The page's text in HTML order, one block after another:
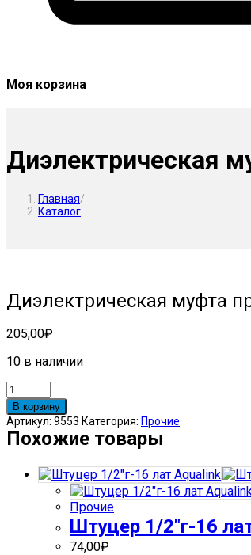
Моя корзина
Диэлектрическая
Главная/
Каталог
Диэлектрическая муфта
205,00₽
10 в наличии
Количество
товара
Диэлектрическая
муфта
прямая
В корзину
Артикул: 9553 Категория: Прочие
Похожие товары
Прочие
Штуцер 1/2″г-16
74,00₽